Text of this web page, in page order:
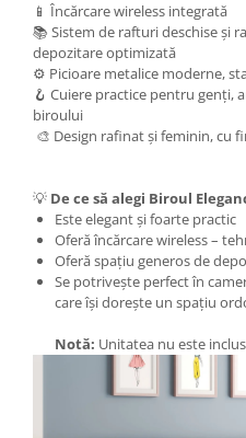
📱 Încărcare wireless integrată
📚 Sistem de rafturi deschise și
depozitare optimizată
⚙️ Picioare metalice moderne,
🪝 Cuiere practice pentru genți,
biroului
🎨 Design rafinat și feminin, cu
💡 De ce să alegi Biroul
Este elegant și foarte practic
Oferă încărcare wireless –
Oferă spațiu generos de
Se potrivește perfect în
care își dorește un spațiu
Notă: Unitatea nu este